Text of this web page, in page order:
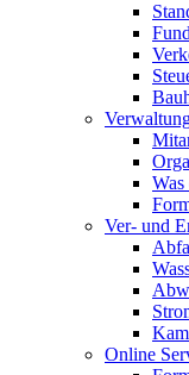
Ver- und
Online